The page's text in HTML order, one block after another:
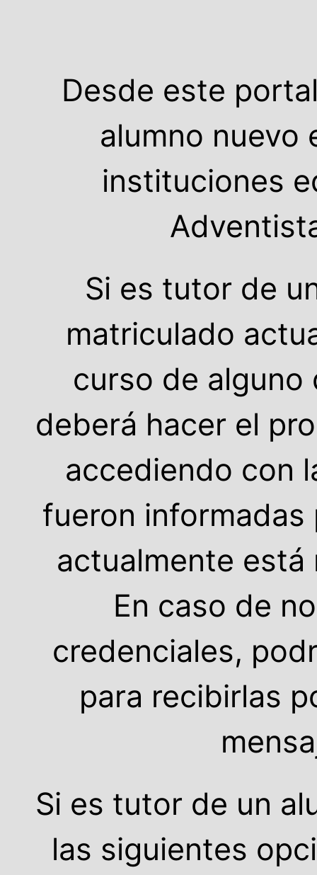
Desde este
alumno nuevo
instituciones
Si es tutor de
matriculado
curso de
deberá hacer el
accediendo con
fueron
actualmente está
En caso de
credenciales,
para recibirlas
Si es tutor de un
las siguientes